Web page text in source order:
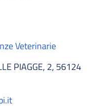
Veterinarie
PIAGGE, 2, 56124